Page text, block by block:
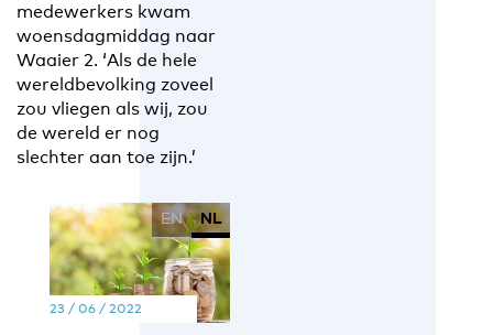
medewerkers kwam
woensdagmiddag naar
Waaier 2. ‘Als de hele
wereldbevolking zoveel
zou vliegen als wij, zou
de wereld er nog
slechter aan toe zijn.’
EN NL
23 / 06 / 2022